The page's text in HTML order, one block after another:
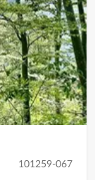
101259-067